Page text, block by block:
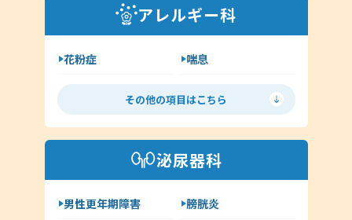
クラミジア
その他（耳鼻科領域）
アレルギー科
花粉症
喘息
舌下免疫療法
アレルギー検査
手荒れ・肌荒れ
じんましん
その他（アレルギー科）
その他の項目はこちら
泌尿器科
男性更年期障害
膀胱炎